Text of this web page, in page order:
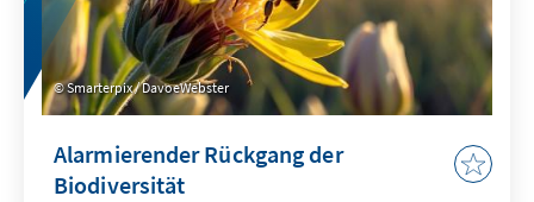
Smarterpix / DavoeWebster
Alarmierender Rückgang der
Biodiversität